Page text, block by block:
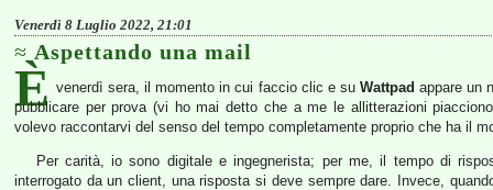
Venerdì 8 Luglio 2022, 21:01
Aspettando una mail
È venerdì sera, il momento in cui faccio clic e su Wattpad appare un
pubblicare per prova (vi ho mai detto che a me le allitterazioni
volevo raccontarvi del senso del tempo completamente proprio che ha il
Per carità, io sono digitale e ingegnerista; per me, il tempo di
interrogato da un client, una risposta si deve sempre dare. Invece,